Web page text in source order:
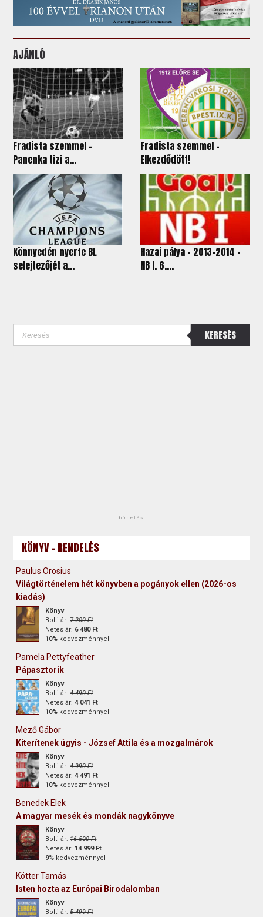
AJÁNLÓ
Fradista szemmel -
Panenka tizi a...
Fradista szemmel –
Elkezdődött!
Könnyedén nyerte BL
selejtezőjét a...
Hazai pálya - 2013-2014 -
NB I. 6....
KERESÉS
hirdetés
KÖNYV - RENDELÉS
Paulus Orosius
Világtörténelem hét könyvben a pogányok ellen (2026-os
kiadás)
Könyv
Bolti ár:7 200 Ft
Netes ár: 6 480 Ft
10% kedvezménnyel
Pamela Pettyfeather
Pápasztorik
Könyv
Bolti ár:4 490 Ft
Netes ár:4 041 Ft
10% kedvezménnyel
Mező Gábor
Kiterítenek úgyis - József Attila és a mozgalmárok
Könyv
Bolti ár:4 990 Ft
Netes ár:4 491 Ft
10% kedvezménnyel
Benedek Elek
A magyar mesék és mondák nagykönyve
Könyv
Bolti ár:16 500 Ft
Netes ár: 14 999 Ft
9% kedvezménnyel
Kötter Tamás
Isten hozta az Európai Birodalomban
Könyv
Bolti ár:5 499 Ft